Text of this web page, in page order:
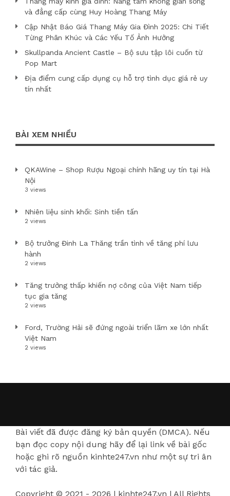
và đẳng cấp cùng Huy Hoàng Thang Máy
Cập Nhật Báo Giá Thang Máy Gia Đình 2025: Chi Tiết
Từng Phân Khúc và Các Yếu Tố Ảnh Hưởng
Skullpanda Ancient Castle – Bộ sưu tập lôi cuốn từ
Pop Mart
Địa điểm cung cấp dụng cụ hỗ trợ tình dục giá rẻ uy
tín nhất
BÀI XEM NHIỀU
QKAWine – Shop Rượu Ngoại chính hãng uy tín tại Hà
Nội
3 views
Nhiên liệu sinh khối: Sinh tiền tấn
2 views
Bộ trưởng Đinh La Thăng trần tình về tăng phí lưu
hành
2 views
Tăng trưởng thấp khiến nợ công của Việt Nam tiếp
tục gia tăng
2 views
Ford, Trường Hải sẽ đứng ngoài triển lãm xe lớn nhất
Việt Nam
2 views
Bài viết đã được đăng ký bản quyền (DMCA). Nếu
bạn đọc copy nội dung hãy để lại link về bài gốc
hoặc ghi rõ nguồn kinhte247.vn như một sự tri ân
với tác giả.
Copyright © 2021 - 2026 | kinhte247.vn | All Rights